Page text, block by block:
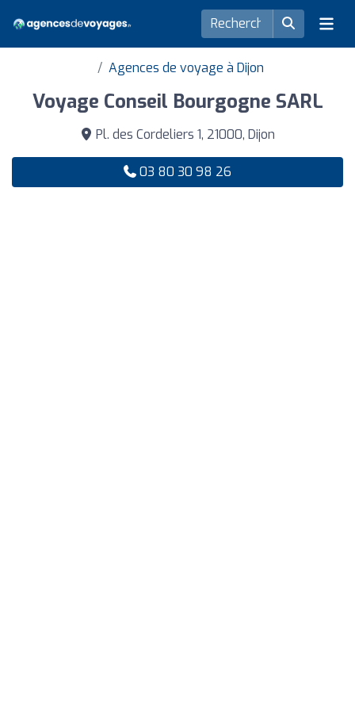
Agences de voyage à Dijon
Voyage Conseil Bourgogne SARL
Pl. des Cordeliers 1, 21000, Dijon
03 80 30 98 26